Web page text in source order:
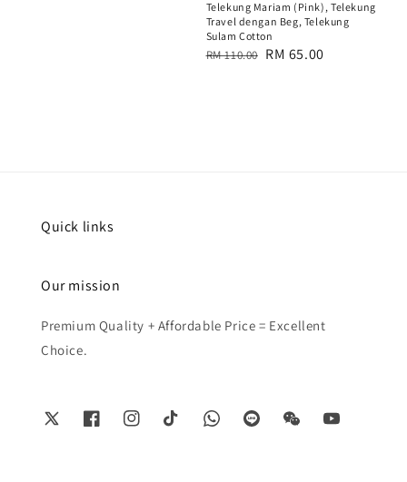
Telekung Mariam (Pink), Telekung
Travel dengan Beg, Telekung
Sulam Cotton
Regular
RM 110.00 Sale
RM 65.00
Quick links
Our mission
Premium Quality + Affordable Price = Excellent
Choice.